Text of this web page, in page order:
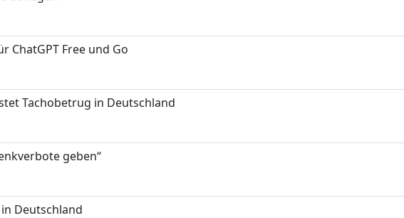
ChatGPT Free und Go
Tachobetrug in Deutschland
geben“
Deutschland